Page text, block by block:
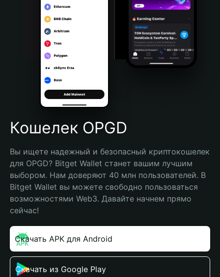
Português (Portugal)
Bahasa Indonesia
Português (Brasil)
Español (Argentina)
Кошелек OPGD
Вы ищете надежный и безопасный криптокошелек
для OPGD? Bitget Wallet станет вашим лучшим
выбором. Нам доверяют 40 млн пользователей. В
Bitget Wallet вы можете свободно пользоваться
возможностями Web3. Давайте начнем прямо
сейчас!
Скачать APK для Android
Скачать из Google Play